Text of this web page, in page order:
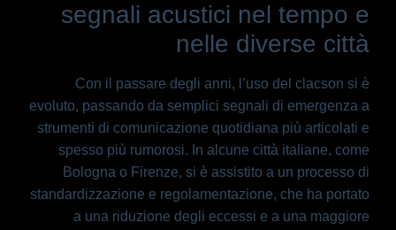
segnali acustici nel tempo e
nelle diverse città
Con il passare degli anni, l’uso del clacson si è
evoluto, passando da semplici segnali di emergenza a
strumenti di comunicazione quotidiana più articolati e
spesso più rumorosi. In alcune città italiane, come
Bologna o Firenze, si è assistito a un processo di
standardizzazione e regolamentazione, che ha portato
a una riduzione degli eccessi e a una maggiore